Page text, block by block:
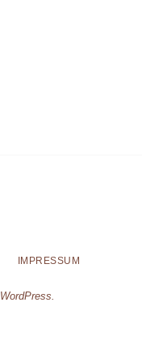
IMPRESSUM
WordPress.